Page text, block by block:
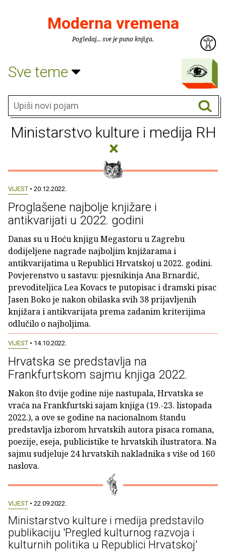
Moderna vremena
Pogledaj... sve je puno knjiga.
Sve teme
Ministarstvo kulture i medija RH
×
VIJEST • 20.12.2022.
Proglašene najbolje knjižare i
antikvarijati u 2022. godini
Danas su u Hoću knjigu Megastoru u Zagrebu
dodijeljene nagrade najboljim knjižarama i
antikvarijatima u Republici Hrvatskoj u 2022. godini.
Povjerenstvo u sastavu: pjesnikinja Ana Brnardić,
prevoditeljica Lea Kovacs te putopisac i dramski pisac
Jasen Boko je nakon obilaska svih 38 prijavljenih
knjižara i antikvarijata prema zadanim kriterijima
odlučilo o najboljima.
VIJEST • 14.10.2022.
Hrvatska se predstavlja na
Frankfurtskom sajmu knjiga 2022.
Nakon što dvije godine nije nastupala, Hrvatska se
vraća na Frankfurtski sajam knjiga (19.-23. listopada
2022.), a ove se godine na nacionalnom štandu
predstavlja izborom hrvatskih autora pisaca romana,
poezije, eseja, publicistike te hrvatskih ilustratora. Na
sajmu sudjeluje 24 hrvatskih nakladnika s više od 160
naslova.
VIJEST • 22.09.2022.
Ministarstvo kulture i medija predstavilo
publikaciju 'Pregled kulturnog razvoja i
kulturnih politika u Republici Hrvatskoj'